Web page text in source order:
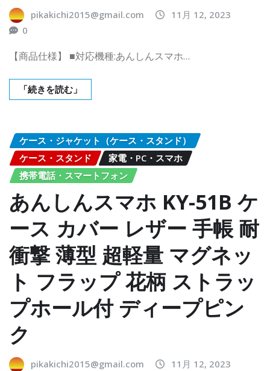
pikakichi2015@gmail.com
11月 12, 2023
0
【商品仕様】 ■対応機種:あんしんスマホ…
「続きを読む」
ケース・ジャケット（ケース・スタンド）
ケース・スタンド
家電・PC・スマホ
携帯電話・スマートフォン
あんしんスマホ KY-51B ケ
ース カバー レザー 手帳 耐
衝撃 薄型 超軽量 マグネッ
ト フラップ 花柄 ストラッ
プホール付 ディープピン
ク
pikakichi2015@gmail.com
11月 12, 2023